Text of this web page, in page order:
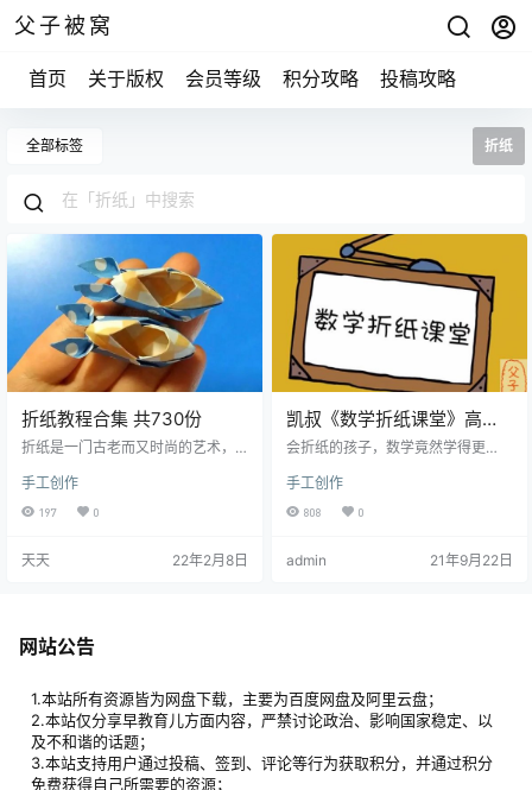
父子被窝
首页 关于版权 会员等级 积分攻略 投稿攻略
全部标签 折纸
折纸教程合集 共730份
折纸是一门古老而又时尚的艺术，
人惊羡的折纸作品。折纸艺术也以
其独特的魅力吸引着我们。 毋庸置
纸可以开发智力，培养创造力，加
心。 中年人折纸可以缓解工作和生
活中的压力，从繁杂的琐事中解脱
折…
手工创作
197 0
天天 22年2月8日
凯叔《数学折纸课堂》高清
视频课程(共12课)
会折纸的孩子，数学竟然学得更
仅是灵活双手这么简单。只要引导
得当，折纸，不仅可以折出“大名
斯等国家都有大型比赛、专业杂
前，美…
手工创作
808 0
admin 21年9月22日
网站公告
1.本站所有资源皆为网盘下载，主要为百度网盘及阿里云盘；
2.本站仅分享早教育儿方面内容，严禁讨论政治、影响国家稳定、以
及不和谐的话题；
3.本站支持用户通过投稿、签到、评论等行为获取积分，并通过积分
免费获得自己所需要的资源；